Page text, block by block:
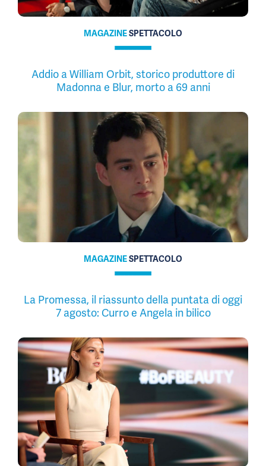
MAGAZINESPETTACOLO
Addio a William Orbit, storico produttore di
Madonna e Blur, morto a 69 anni
MAGAZINESPETTACOLO
La Promessa, il riassunto della puntata di oggi
7 agosto: Curro e Angela in bilico